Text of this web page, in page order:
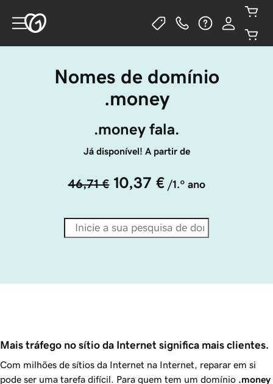
Nomes de domínio
.money
.money fala.
Já disponível! A partir de
46,71 € 10,37 € /1.º ano
Mais tráfego no sítio da Internet significa mais clientes.
Com milhões de sítios da Internet na Internet, reparar em si
pode ser uma tarefa difícil. Para quem tem um domínio .money